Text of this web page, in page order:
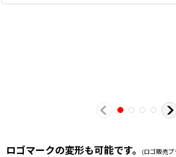
ロゴマークの変形も可能です。 (ロゴ販売プ